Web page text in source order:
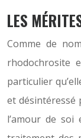
LES
Comme de
rhodochrosite
particulier
et désintéressé
l’amour de soi